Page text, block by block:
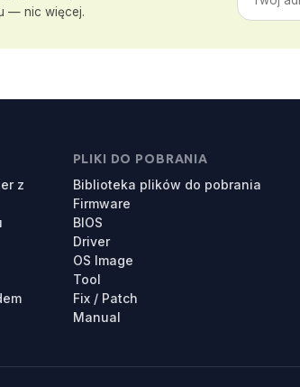
— nic więcej.
z
PLIKI DO POBRANIA
Biblioteka plików do pobrania
Firmware
BIOS
Driver
OS Image
Tool
Fix / Patch
Manual